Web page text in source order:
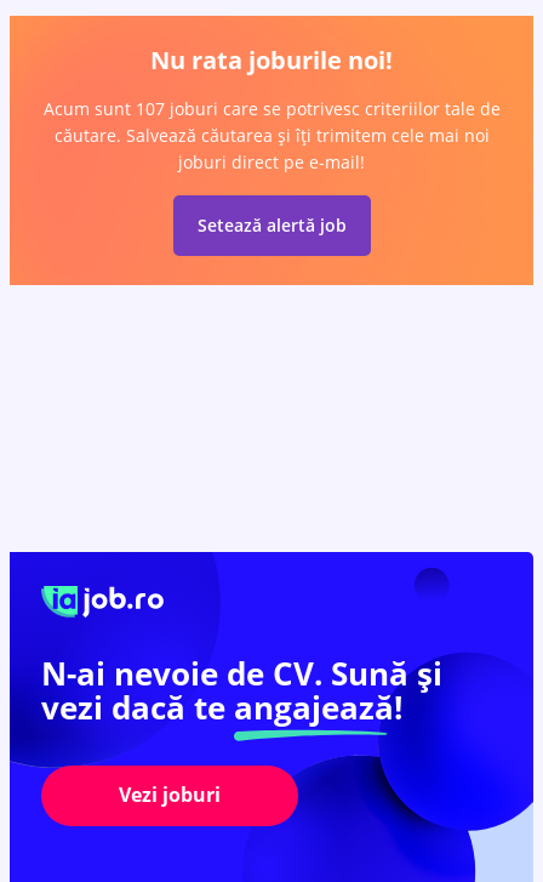
N-ai nevoie de CV. Sună și
vezi dacă te angajează!
Vezi joburi
Nu rata joburile noi!
Acum sunt 107 joburi care se potrivesc criteriilor tale de
căutare. Salvează căutarea și îți trimitem cele mai noi
joburi direct pe e-mail!
Setează alertă job